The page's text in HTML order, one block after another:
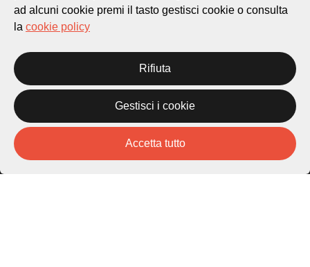
Città di Lugano
Cultura
6976 Castagnola
ad alcuni cookie premi il tasto gestisci cookie o consulta
la cookie policy
Rifiuta
Gestisci i cookie
Accetta tutto